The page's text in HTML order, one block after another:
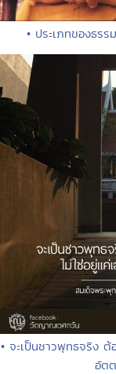
• ประเภทของธ
• จะเป็นชาวพุทธจริง ต้
อัต